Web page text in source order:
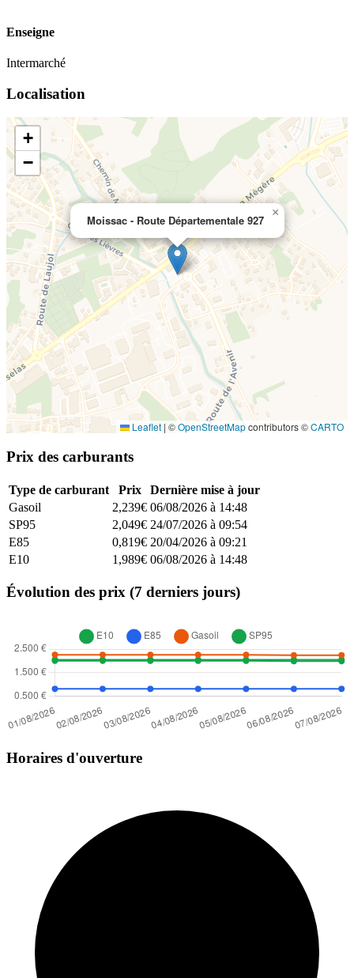
Enseigne
Intermarché
Localisation
Moissac - Route Départementale 927
×
+
−
Leaflet | ©OpenStreetMapcontributors ©CARTO
Prix des carburants
Type de carburant Prix
Dernière mise à jour
Gasoil
2,239€ 06/08/2026 à 14:48
SP95
2,049€ 24/07/2026 à 09:54
E85
0,819€ 20/04/2026 à 09:21
E10
1,989€ 06/08/2026 à 14:48
Évolution des prix (7 derniers jours)
Horaires d'ouverture